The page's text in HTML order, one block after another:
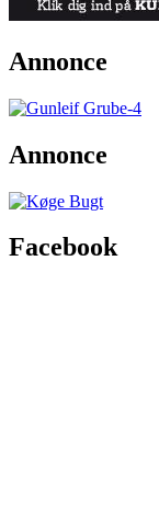
Annonce
Annonce
Facebook